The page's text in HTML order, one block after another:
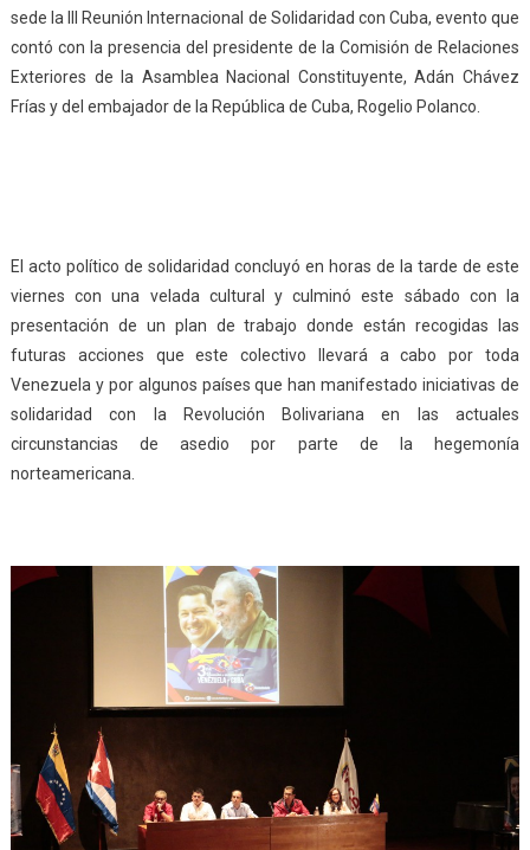
sede la III Reunión Internacional de Solidaridad con Cuba, evento que
contó con la presencia del presidente de la Comisión de Relaciones
Exteriores de la Asamblea Nacional Constituyente, Adán Chávez
Frías y del embajador de la República de Cuba, Rogelio Polanco.
El acto político de solidaridad concluyó en horas de la tarde de este
viernes con una velada cultural y culminó este sábado con la
presentación de un plan de trabajo donde están recogidas las
futuras acciones que este colectivo llevará a cabo por toda
Venezuela y por algunos países que han manifestado iniciativas de
solidaridad con la Revolución Bolivariana en las actuales
circunstancias de asedio por parte de la hegemonía
norteamericana.